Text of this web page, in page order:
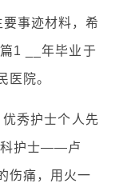
事迹材料，希
1 __年毕业于
医院。
秀护士个人先
科护士——卢
伤痛，用火一